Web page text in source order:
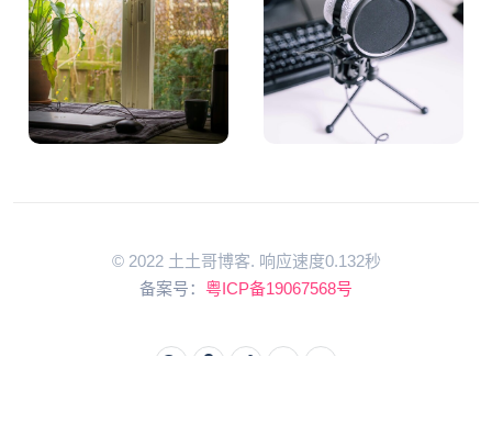
© 2022 土土哥博客. 响应速度0.132秒
备案号： 粤ICP备19067568号